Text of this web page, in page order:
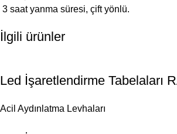
3 saat yanma süresi, çift yönlü.
İlgili ürünler
Led İşaretlendirme Tabelaları
Acil Aydınlatma Levhaları